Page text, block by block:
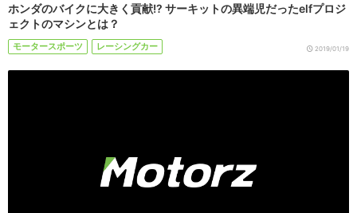
ホンダのバイクに大きく貢献!? サーキットの異端児だったelfプロジ
ェクトのマシンとは？
モータースポーツ レーシングカー 2019/01/19